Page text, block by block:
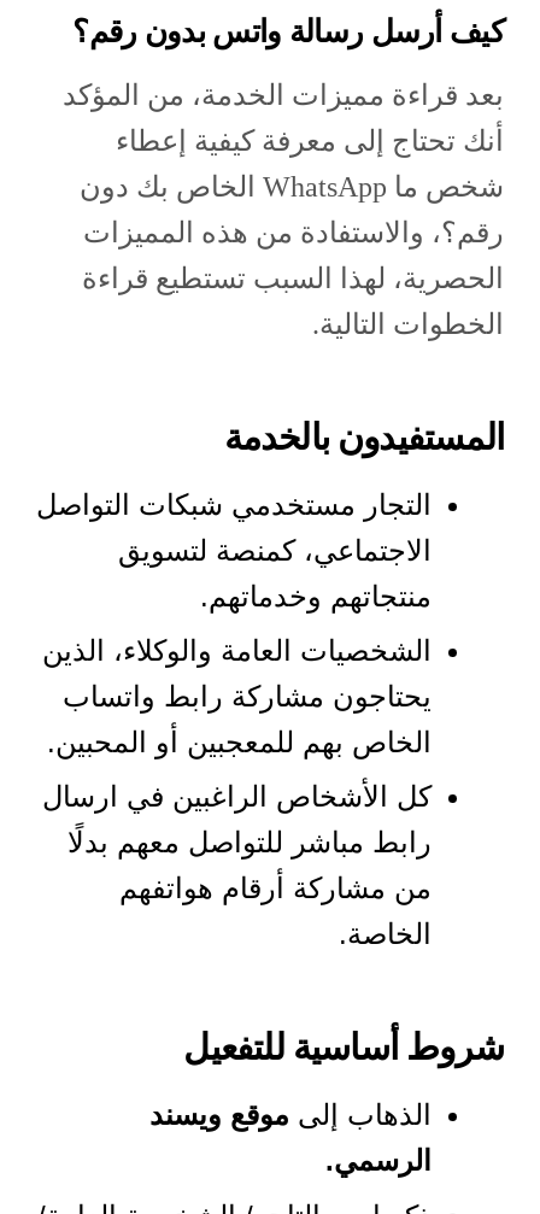
كيف أرسل رسالة واتس بدون رقم؟
بعد قراءة مميزات الخدمة، من المؤكد
أنك تحتاج إلى معرفة كيفية إعطاء
شخص ما WhatsApp الخاص بك دون
رقم؟، والاستفادة من هذه المميزات
الحصرية، لهذا السبب تستطيع قراءة
الخطوات التالية.
المستفيدون بالخدمة
التجار مستخدمي شبكات التواصل
الاجتماعي، كمنصة لتسويق
منتجاتهم وخدماتهم.
الشخصيات العامة والوكلاء، الذين
يحتاجون مشاركة رابط واتساب
الخاص بهم للمعجبين أو المحبين.
كل الأشخاص الراغبين في ارسال
رابط مباشر للتواصل معهم بدلًا
من مشاركة أرقام هواتفهم
الخاصة.
شروط أساسية للتفعيل
الذهاب إلى موقع ويسند
الرسمي.